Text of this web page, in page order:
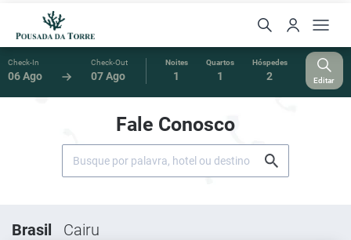
Check-In
06 Ago
Check-Out
07 Ago
Noites
1
Quartos
1
Hóspedes
2 Editar
Fale Conosco
Brasil Cairu